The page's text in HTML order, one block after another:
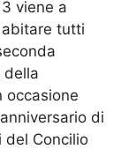
viene a
abitare tutti
della
occasione
di
del Concilio